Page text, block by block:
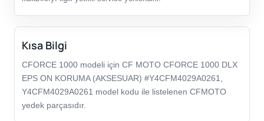
Kısa Bilgi
CFORCE 1000 modeli için CF MOTO CFORCE 1000 DLX
EPS ON KORUMA (AKSESUAR) #Y4CFM4029A0261,
Y4CFM4029A0261 model kodu ile listelenen CFMOTO
yedek parçasıdır.